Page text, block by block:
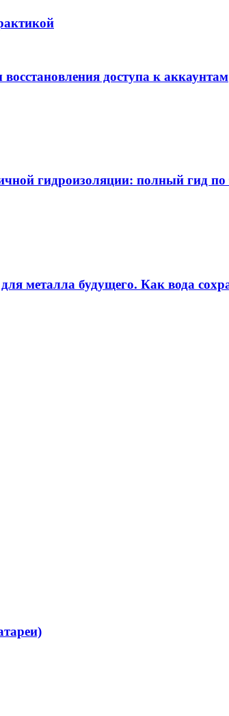
доступа к аккаунтам
гидроизоляции: полный гид
металла будущего. Как вода